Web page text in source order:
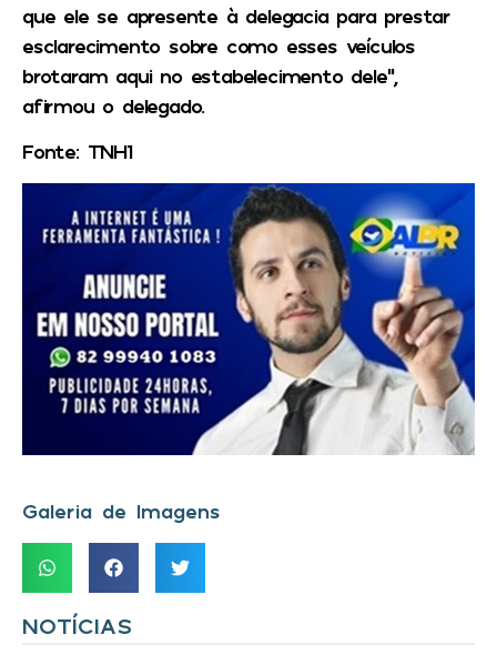
que ele se apresente à delegacia para prestar
esclarecimento sobre como esses veículos
brotaram aqui no estabelecimento dele”,
afirmou o delegado.
Fonte: TNH1
Galeria de Imagens
NOTÍCIAS